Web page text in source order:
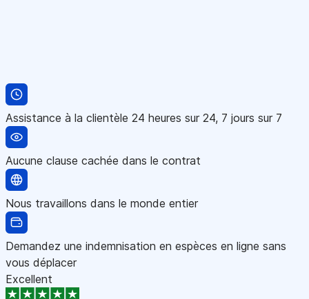
Assistance à la clientèle 24 heures sur 24, 7 jours sur 7
Aucune clause cachée dans le contrat
Nous travaillons dans le monde entier
Demandez une indemnisation en espèces en ligne sans
vous déplacer
Excellent